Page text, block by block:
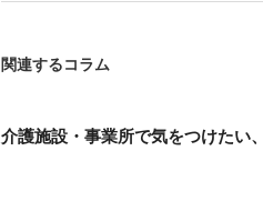
関連するコラム
介護施設・事業所で気をつけたい